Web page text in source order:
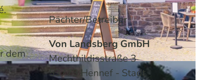
dem
Pächter/Betreiber
Von Landsberg GmbH
Mechthildisstraße 3
53773 Hennef - Stadt